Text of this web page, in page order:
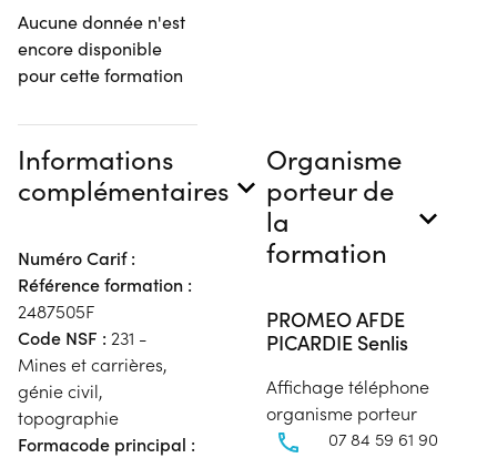
Aucune donnée n'est
encore disponible
pour cette formation
Informations
complémentaires
Numéro Carif :
Référence formation :
2487505F
Code NSF : 231 -
Mines et carrières,
génie civil,
topographie
Formacode principal :
Organisme
porteur de
la
formation
PROMEO AFDE
PICARDIE Senlis
Affichage téléphone
organisme porteur
07 84 59 61 90